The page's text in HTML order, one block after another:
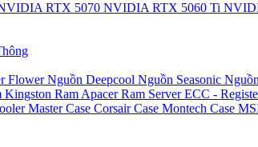
RTX 5070 NVIDIA RTX 5060 Ti
FlowerNguồn Deepcool Nguồn Seasonic
Kingston Ram ApacerRam Server ECC -
MasterCase CorsairCase Montech Case